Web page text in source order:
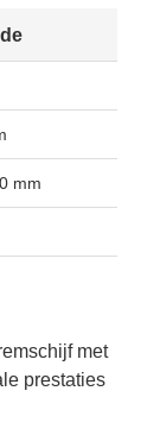
mm
met
prestaties